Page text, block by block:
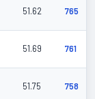
51.62 765
51.69 761
51.75 758